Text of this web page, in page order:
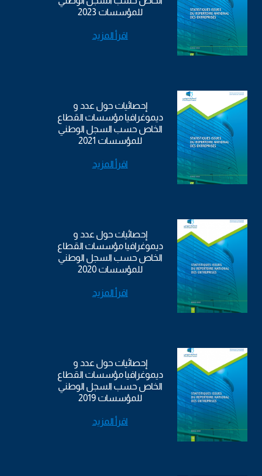
للمؤسسات 2023
اقرأ المزيد
إحصائيات حول عدد و
ديموغرافيا مؤسسات القطاع
الخاص حسب السجل الوطني
للمؤسسات 2021
اقرأ المزيد
إحصائيات حول عدد و
ديموغرافيا مؤسسات القطاع
الخاص حسب السجل الوطني
للمؤسسات 2020
اقرأ المزيد
إحصائيات حول عدد و
ديموغرافيا مؤسسات القطاع
الخاص حسب السجل الوطني
للمؤسسات 2019
اقرأ المزيد